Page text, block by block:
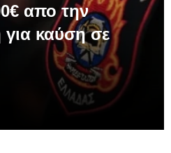
απο την
καύση σε